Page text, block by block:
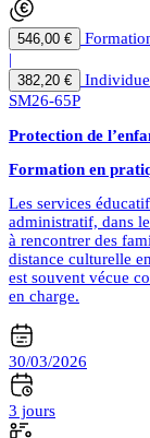
546,00 €
|
382,20 €
SM26-65P
Protection de
Formation en
Les services
administratif, dans
à rencontrer des
distance culturelle
est souvent vécue
en charge.
30/03/2026
3 jours